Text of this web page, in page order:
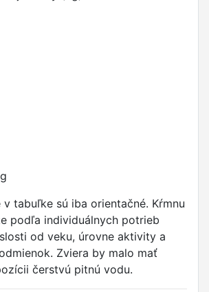
v tabuľke sú iba orientačné. Kŕmnu
podľa individuálnych potrieb
od veku, úrovne aktivity a
Zviera by malo mať
čerstvú pitnú vodu.